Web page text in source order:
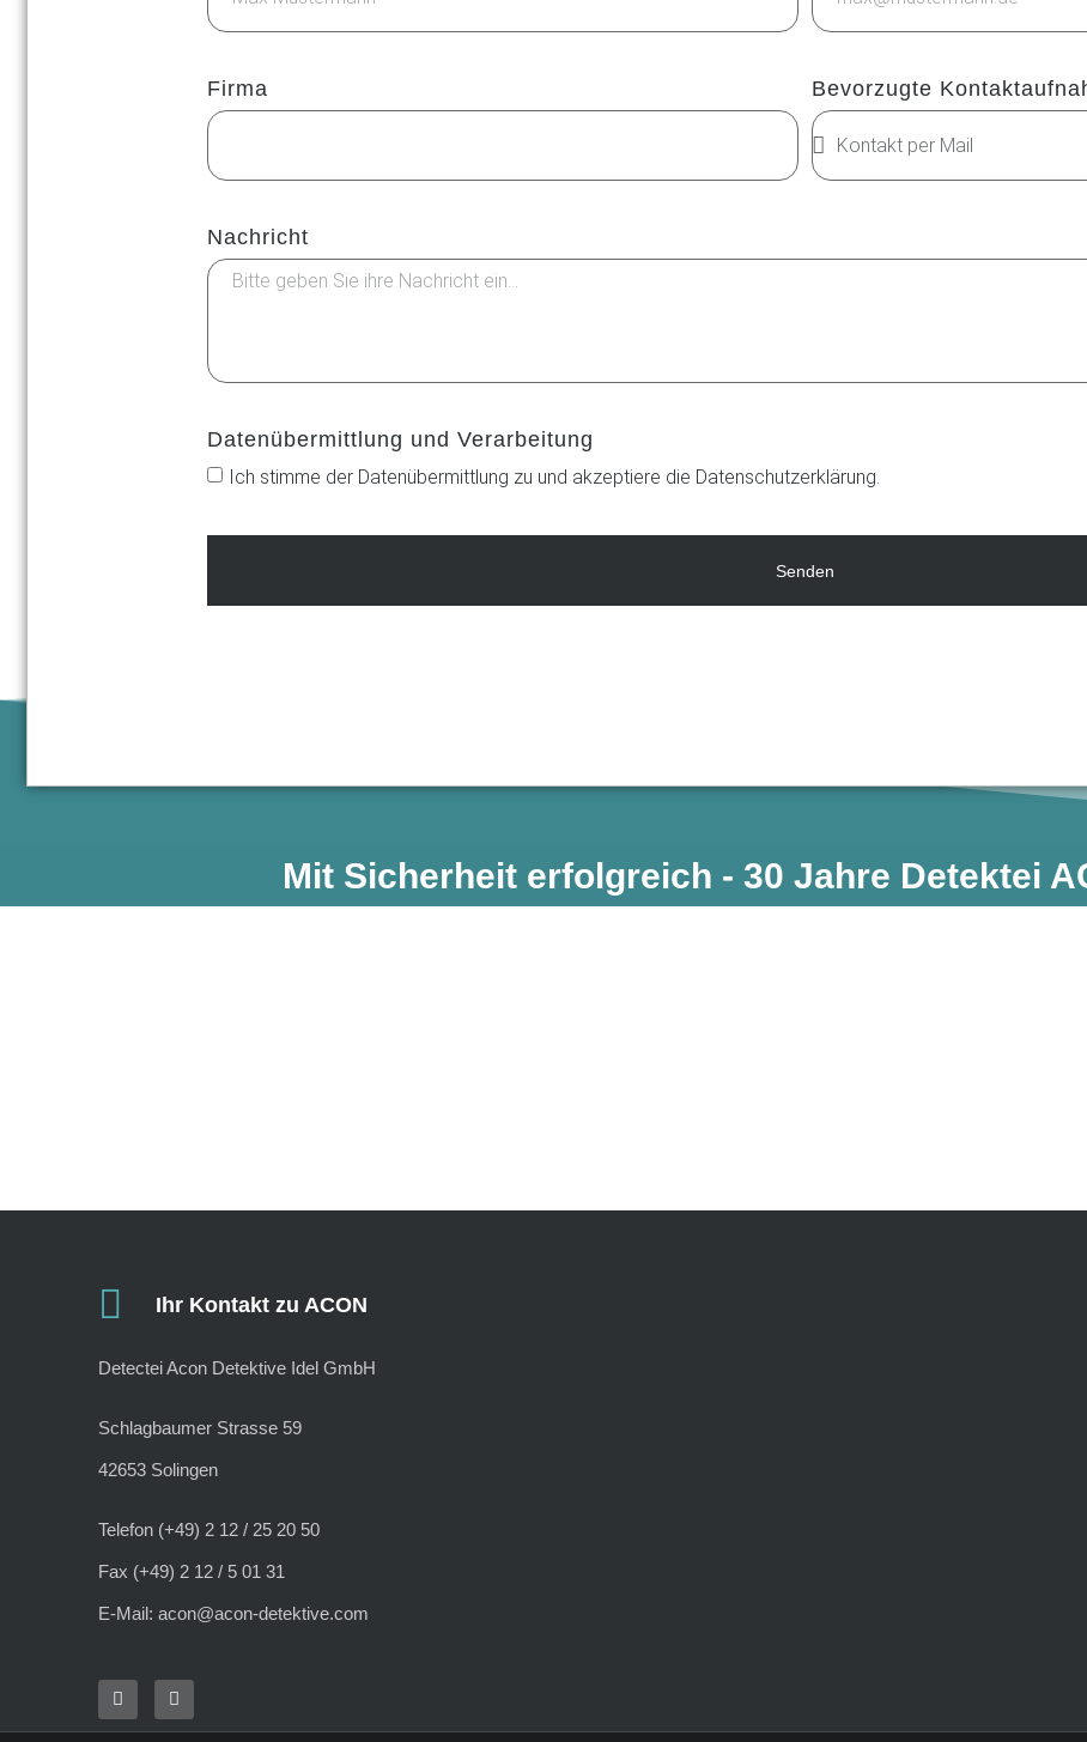
Firma Bevorzugte
Nachricht
Datenübermittlung und Verarbeitung
Ich stimme der Datenübermittlung zu und akzeptiere die Datenschutzerklärung.
Senden
Mit Sicherheit erfolgreich - 30 Jahre Detektei
Ihr Kontakt zu ACON
Detectei Acon Detektive Idel GmbH
Schlagbaumer Strasse 59
42653 Solingen
Telefon (+49) 2 12 / 25 20 50
Fax (+49) 2 12 / 5 01 31
E-Mail: acon@acon-detektive.com